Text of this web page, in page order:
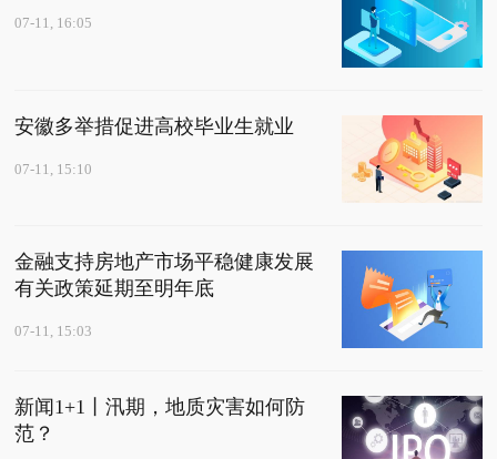
07-11, 16:05
安徽多举措促进高校毕业生就业
07-11, 15:10
金融支持房地产市场平稳健康发展
有关政策延期至明年底
07-11, 15:03
新闻1+1丨汛期，地质灾害如何防
范？